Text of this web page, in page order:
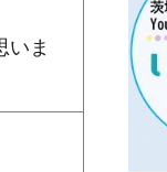
いま